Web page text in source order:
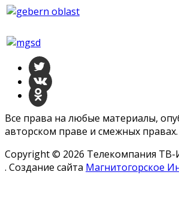
Все права на любые материалы,
авторском праве и смежных
Copyright © 2026 Телекомпания
. Создание сайта Магнитогорское